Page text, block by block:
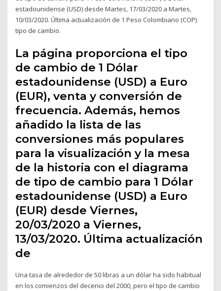
estadounidense (USD) desde Martes, 17/03/2020 a Martes,
10/03/2020. Última actualización de 1 Peso Colombiano (COP)
tipo de cambio.
La página proporciona el tipo
de cambio de 1 Dólar
estadounidense (USD) a Euro
(EUR), venta y conversión de
frecuencia. Además, hemos
añadido la lista de las
conversiones más populares
para la visualización y la mesa
de la historia con el diagrama
de tipo de cambio para 1 Dólar
estadounidense (USD) a Euro
(EUR) desde Viernes,
20/03/2020 a Viernes,
13/03/2020. Última actualización
de
Una tasa de alrededor de 50 libras a un dólar ha sido habitual
en los comienzos del decenio del 2000, pero el tipo de cambio